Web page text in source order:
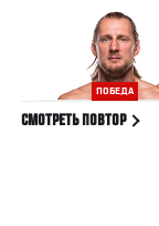
ПОБЕДА
СМОТРЕТЬ ПОВТОР